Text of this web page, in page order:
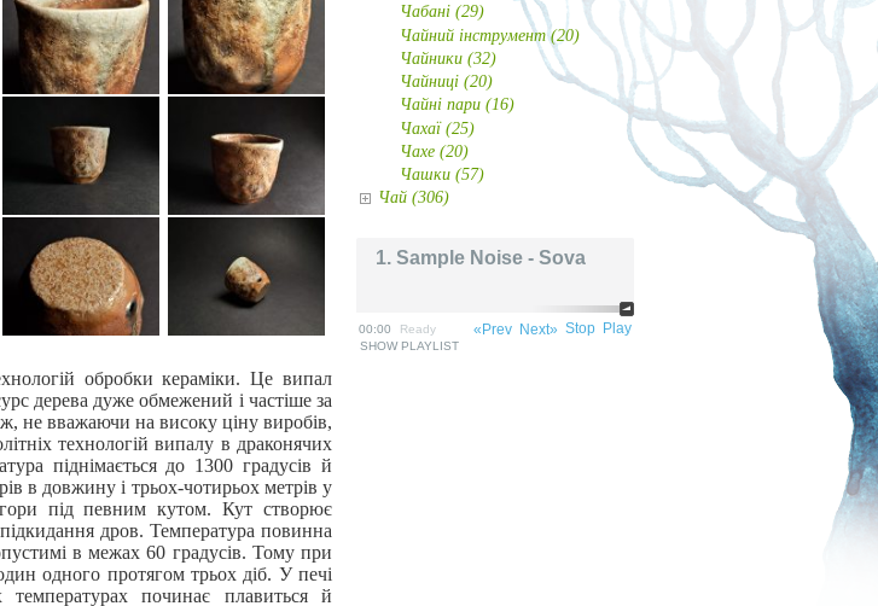
обробки кераміки. Це випал
дерева дуже обмежений і частіше за
не вважаючи на високу ціну виробів,
технологій випалу в драконячих
піднімається до 1300 градусів й
в довжину і трьох-чотирьох метрів у
під певним кутом. Кут створює
дров. Температура повинна
в межах 60 градусів. Тому при
одного протягом трьох діб. У печі
починає плавиться й
Чабані (29)
Чайний інструмент (20)
Чайники (32)
Чайниці (20)
Чайні пари (16)
Чахаї (25)
Чахе (20)
Чашки (57)
Чай (306)
1. Sample Noise - Sova
00:00 Ready Play
Stop
Next»
«Prev
SHOW PLAYLIST